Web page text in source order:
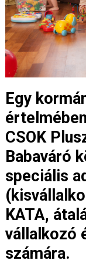
Egy
CSOK
Babaváró
speciális
KATA,
vállalkozó
számára.